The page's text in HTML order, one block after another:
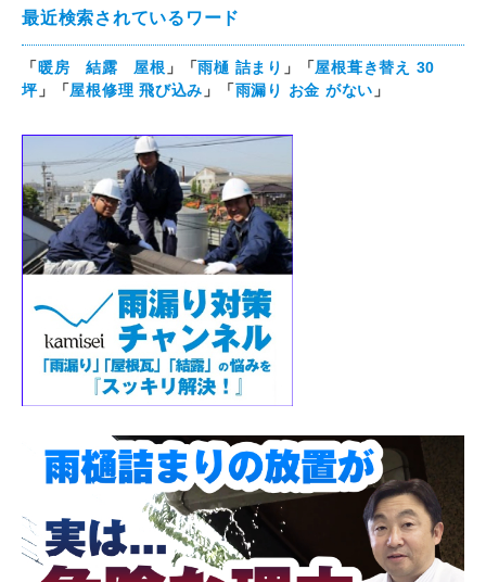
最近検索されているワード
「暖房 結露 屋根 」「雨樋 詰まり 」「屋根葺き替え 30
坪」「屋根修理 飛び込み 」「雨漏り お金 がない 」